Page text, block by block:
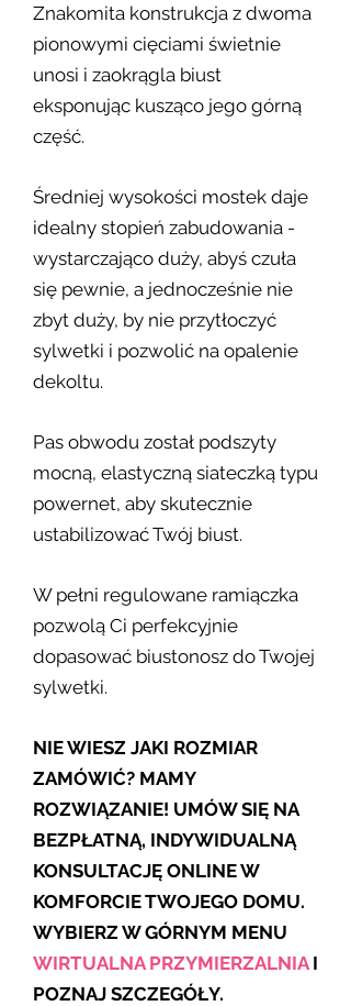
Znakomita konstrukcja z dwoma
pionowymi cięciami świetnie
unosi i zaokrągla biust
eksponując kusząco jego górną
część.
Średniej wysokości mostek daje
idealny stopień zabudowania -
wystarczająco duży, abyś czuła
się pewnie, a jednocześnie nie
zbyt duży, by nie przytłoczyć
sylwetki i pozwolić na opalenie
dekoltu.
Pas obwodu został podszyty
mocną, elastyczną siateczką typu
powernet, aby skutecznie
ustabilizować Twój biust.
W pełni regulowane ramiączka
pozwolą Ci perfekcyjnie
dopasować biustonosz do Twojej
sylwetki.
NIE WIESZ JAKI ROZMIAR
ZAMÓWIĆ? MAMY
ROZWIĄZANIE! UMÓW SIĘ NA
BEZPŁATNĄ, INDYWIDUALNĄ
KONSULTACJĘ ONLINE W
KOMFORCIE TWOJEGO DOMU.
WYBIERZ W GÓRNYM MENU
WIRTUALNA PRZYMIERZALNIAI
POZNAJ SZCZEGÓŁY.